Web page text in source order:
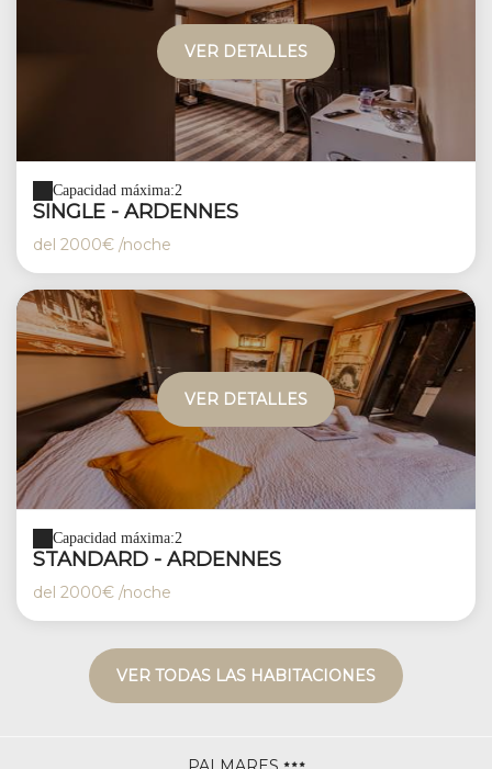
VER DETALLES
Capacidad máxima:2
SINGLE - ARDENNES
del 2000€ /noche
VER DETALLES
Capacidad máxima:2
STANDARD - ARDENNES
del 2000€ /noche
VER TODAS LAS HABITACIONES